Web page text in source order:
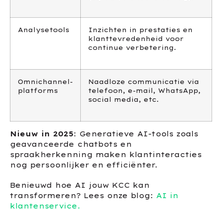
Analysetools
Inzichten in prestaties en
klanttevredenheid voor
continue verbetering.
Omnichannel-
platforms
Naadloze communicatie via
telefoon, e-mail, WhatsApp,
social media, etc.
Nieuw in 2025: Generatieve AI-tools zoals
geavanceerde chatbots en
spraakherkenning maken klantinteracties
nog persoonlijker en efficiënter.
Benieuwd hoe AI jouw KCC kan
transformeren? Lees onze blog: AI in
klantenservice.